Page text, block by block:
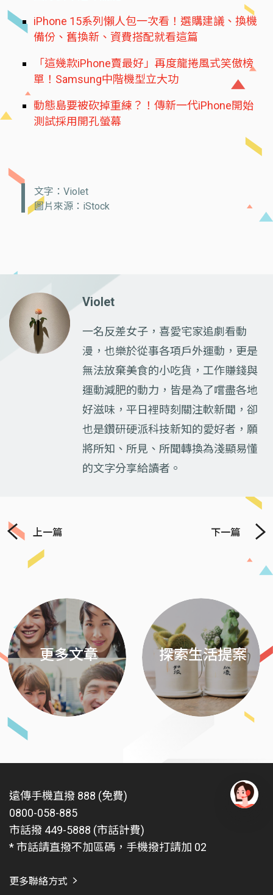
iPhone 15系列懶人包一次看！選購建議、換機
備份、舊換新、資費搭配就看這篇
「這幾款iPhone賣最好」再度龍捲風式笑傲榜
單！Samsung中階機型立大功
動態島要被砍掉重練？！傳新一代iPhone開始
測試採用開孔螢幕
文字：Violet
圖片來源：iStock
Violet
一名反差女子，喜愛宅家追劇看動
漫，也樂於從事各項戶外運動，更是
無法放棄美食的小吃貨，工作賺錢與
運動減肥的動力，皆是為了嚐盡各地
好滋味，平日裡時刻關注軟新聞，卻
也是鑽研硬派科技新知的愛好者，願
將所知、所見、所聞轉換為淺顯易懂
的文字分享給讀者。
上一篇 下一篇
更多文章 探索生活提案
Next
遠傳手機直撥 888 (免費)
0800-058-885
市話撥 449-5888 (市話計費)
* 市話請直撥不加區碼，手機撥打請加 02
更多聯絡方式